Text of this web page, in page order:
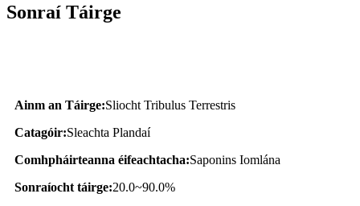
Sonraí Táirge
Ainm an Táirge:Sliocht Tribulus Terrestris
Catagóir:Sleachta Plandaí
Comhpháirteanna éifeachtacha:Saponins Iomlána
Sonraíocht táirge:20.0~90.0%